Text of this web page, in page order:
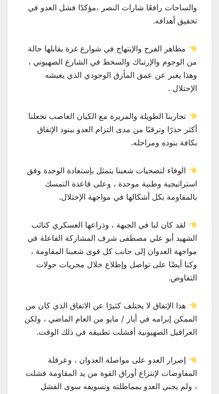
والساحات رافعًا شارات النصر ،مؤكدًا فشل العدو في
تحقيق أهدافه.
مظاهر الفرح والإبتهاج في شوارع غزة يقابلها حالة
من الوجوم والإرتباك والسخط في الشارع الصهيوني ،
وهذا يعبر عن عمق المأزق الوجودي الذي يعيشه
الإحتلال .
تجاربنا الطويلة والمريرة مع الكيان الغاصب تجعلنا
أكثر حذرًا وترقبًا من مدى التزام العدو ببنود الإتفاق
بكافة بنوده ومراحله.
الوفاء لتضحيات شعبنا يتمثل بإستعادة الوحدة وفق
استراتيجية وطنية موحدة ، وعلى قاعدة التمسك
بالمقاومة بكل أشكالها في مواجهة الإحتلال.
لقد كان لنا في الجبهة ، وذراعها العسكري كتائب
الشهيد أبو علي مصطفى شرف المشاركة الفاعلة في
مواجهة العدوان إلى جانب كل قوى شعبنا المقاومة ،
وكنا أيضًا على تواصل وإطلاع خلال مجريات جولات
التفاوض.
هذا الإتفاق لا يختلف كثيرًا عن الاتفاق الذي كان من
الممكن إبرامه في أيار / مايو من العام الماضي ، ولكن
العراقيل الصهيونية أفشلت تطبيقه في ذلك الوقت.
إصرار العدو على مواصلة العدوان ، وعرقلة
المفاوضات لإنتزاع أوراق القوة من يد المقاومة فشلت
، ولم يجني العدو بمماطلته وتسويفه سوى الفشل